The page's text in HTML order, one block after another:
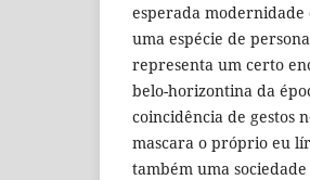
esperada modernidade
uma espécie de
representa um certo
belo-horizontina da
coincidência de gestos
mascara o próprio eu
também uma